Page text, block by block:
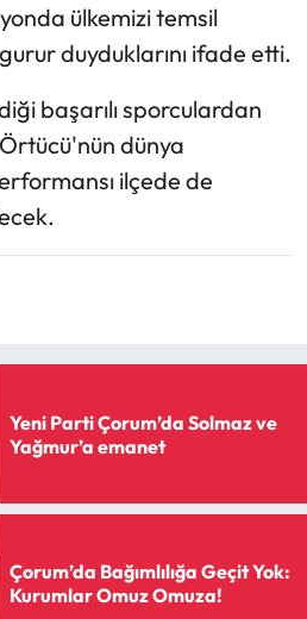
ülkemizi temsil
duyduklarını ifade etti.
başarılı sporculardan
dünya
ilçede de
Yeni Parti Çorum’da Solmaz ve
Yağmur’a emanet
Çorum’da Bağımlılığa Geçit Yok:
Kurumlar Omuz Omuza!